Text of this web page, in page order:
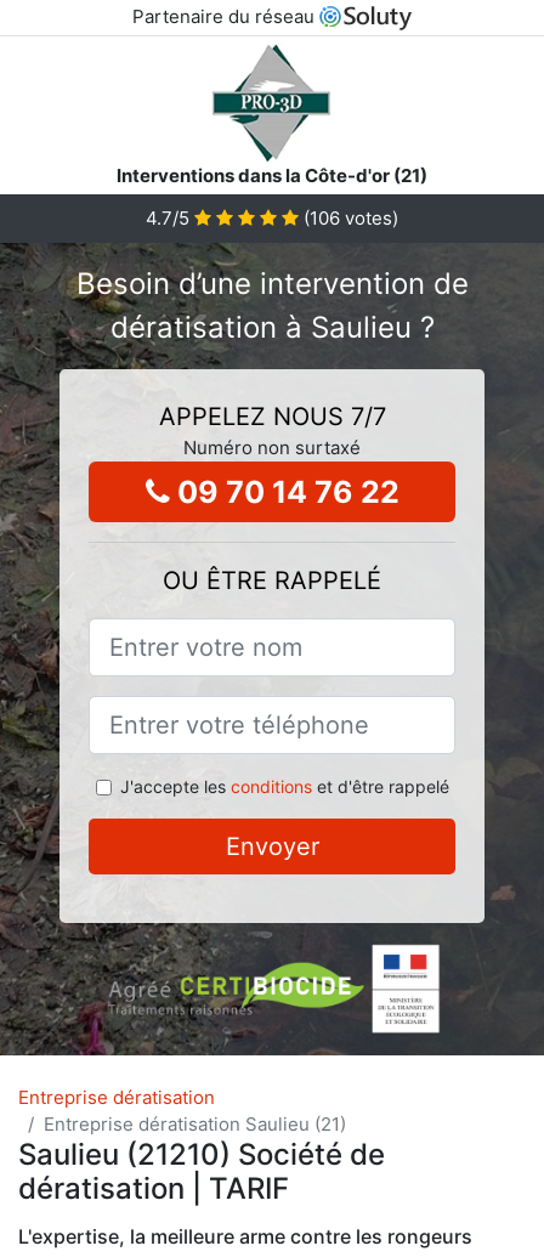
Partenaire du réseau
Interventions dans la Côte-d'or (21)
4.7/5
(106 votes)
Besoin d’une intervention de
dératisation à Saulieu ?
APPELEZ NOUS 7/7
Numéro non surtaxé
09 70 14 76 22
OU ÊTRE RAPPELÉ
J'accepte les conditionset d'être rappelé
Envoyer
Entreprise dératisation
Entreprise dératisation Saulieu (21)
Saulieu (21210) Société de
dératisation | TARIF
L'expertise, la meilleure arme contre les rongeurs